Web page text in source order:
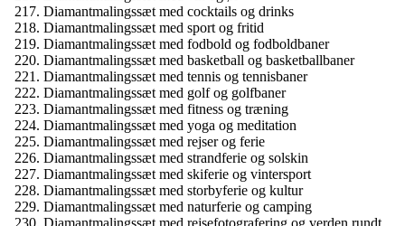
Diamantmalingssæt med cocktails og drinks
Diamantmalingssæt med sport og fritid
Diamantmalingssæt med fodbold og fodboldbaner
Diamantmalingssæt med basketball og basketballbaner
Diamantmalingssæt med tennis og tennisbaner
Diamantmalingssæt med golf og golfbaner
Diamantmalingssæt med fitness og træning
Diamantmalingssæt med yoga og meditation
Diamantmalingssæt med rejser og ferie
Diamantmalingssæt med strandferie og solskin
Diamantmalingssæt med skiferie og vintersport
Diamantmalingssæt med storbyferie og kultur
Diamantmalingssæt med naturferie og camping
Diamantmalingssæt med rejsefotografering og verden rundt